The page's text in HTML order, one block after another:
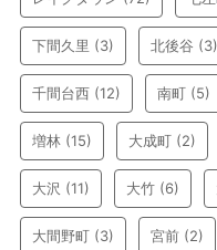
下間久里 (3) 北後谷 (3)
千間台西 (12) 南町 (5)
増林 (15) 大成町 (2)
大沢 (11) 大竹 (6)
大間野町 (3) 宮前 (2)